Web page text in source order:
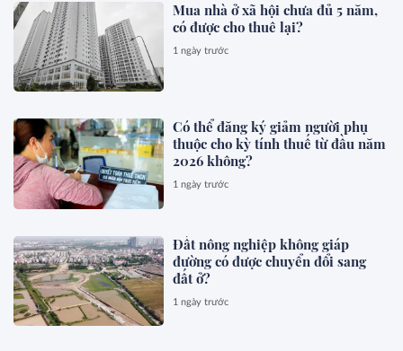
Mua nhà ở xã hội chưa đủ 5 năm,
có được cho thuê lại?
1 ngày trước
Có thể đăng ký giảm người phụ
thuộc cho kỳ tính thuế từ đầu năm
2026 không?
1 ngày trước
Đất nông nghiệp không giáp
đường có được chuyển đổi sang
đất ở?
1 ngày trước